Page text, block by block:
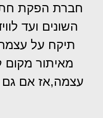
חברת הפקת
השונים ועד
תיקח על עצמה
מאיתור מקום
עצמה,אז אם גם